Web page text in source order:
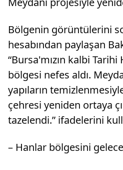
Bölgenin görüntülerini
hesabından paylaşan
“Bursa'mızın kalbi
bölgesi nefes aldı.
yapıların
çehresi yeniden ortaya
tazelendi.” ifadelerini
– Hanlar bölgesini